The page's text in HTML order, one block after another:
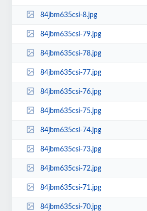
84jbm635csi-8.jpg
84jbm635csi-79.jpg
84jbm635csi-78.jpg
84jbm635csi-77.jpg
84jbm635csi-76.jpg
84jbm635csi-75.jpg
84jbm635csi-74.jpg
84jbm635csi-73.jpg
84jbm635csi-72.jpg
84jbm635csi-71.jpg
84jbm635csi-70.jpg